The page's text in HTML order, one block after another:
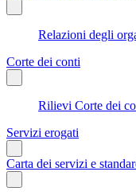
Relazioni degli
Corte dei conti
Rilievi Corte dei
Servizi erogati
Carta dei servizi e